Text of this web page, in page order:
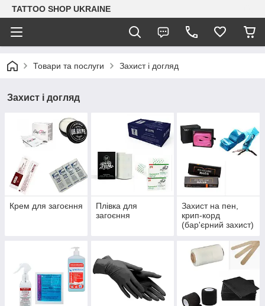
TATTOO SHOP UKRAINE
Товари та послуги Захист і догляд
Захист і догляд
Крем для загоєння
Плівка для
загоєння
Захист на пен,
крип-корд
(бар'єрний захист)